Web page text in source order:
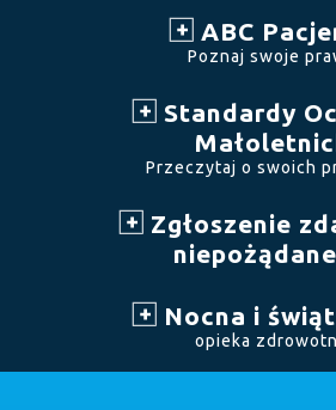
ABC
Poznaj swoje
Standardy
Przeczytaj o swoich
Zgłoszenie
Nocna i
opieka